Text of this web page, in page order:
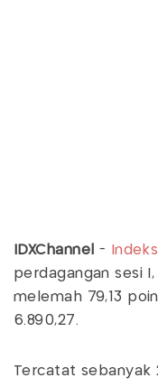
IDXChannel -
perdagangan sesi
melemah 79,13
6.890,27.
Tercatat sebanyak